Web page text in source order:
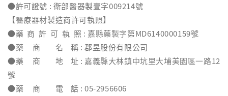
●許可證號 : 衛部醫器製壹字009214號
【醫療器材製造商許可執照】
●藥 商 許 可 執 照 : 嘉縣藥製字第MD6140000159號
●藥 商 名 稱 : 郡昱股份有限公司
●藥 商 地 址 : 嘉義縣大林鎮中坑里大埔美園區一路12
號
●藥 商 電 話 : 05-2956606